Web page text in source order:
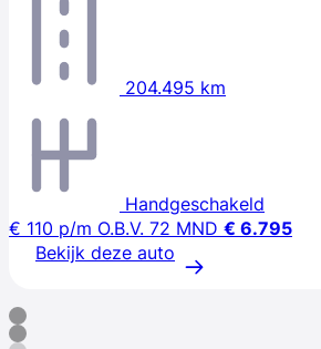
204.495 km
Handgeschakeld
€ 110 p/m O.B.V. 72 MND € 6.795
Bekijk deze auto